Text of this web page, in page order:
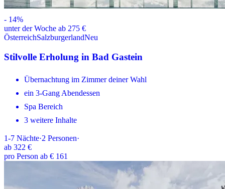
- 14%
unter der Woche ab 275 €
ÖsterreichSalzburgerlandNeu
Stilvolle Erholung in Bad Gastein
Übernachtung im Zimmer deiner Wahl
ein 3-Gang Abendessen
Spa Bereich
3 weitere Inhalte
1-7 Nächte·2 Personen·
ab 322 €
pro Person ab € 161